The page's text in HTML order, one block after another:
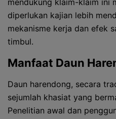
mendukung klaim-klaim ini
diperlukan kajian lebih
mekanisme kerja dan efek
timbul.
Manfaat Daun
Daun harendong, secara
sejumlah khasiat yang
Penelitian awal dan